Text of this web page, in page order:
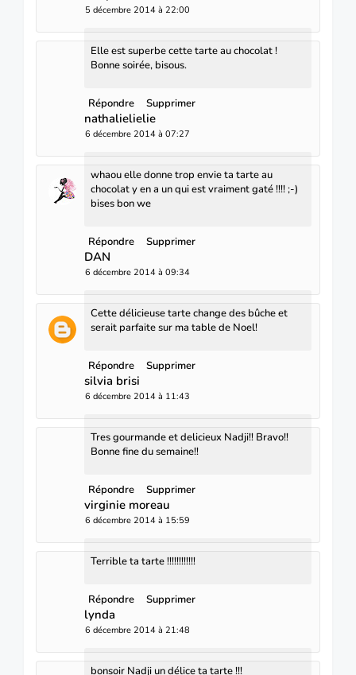
5 décembre 2014 à 22:00
Elle est superbe cette tarte au chocolat !
Bonne soirée, bisous.
Répondre Supprimer
nathalielielie
6 décembre 2014 à 07:27
whaou elle donne trop envie ta tarte au
chocolat y en a un qui est vraiment gaté !!!! ;-)
bises bon we
Répondre Supprimer
DAN
6 décembre 2014 à 09:34
Cette délicieuse tarte change des bûche et
serait parfaite sur ma table de Noel!
Répondre Supprimer
silvia brisi
6 décembre 2014 à 11:43
Tres gourmande et delicieux Nadji!! Bravo!!
Bonne fine du semaine!!
Répondre Supprimer
virginie moreau
6 décembre 2014 à 15:59
Terrible ta tarte !!!!!!!!!!!!
Répondre Supprimer
lynda
6 décembre 2014 à 21:48
bonsoir Nadji un délice ta tarte !!!